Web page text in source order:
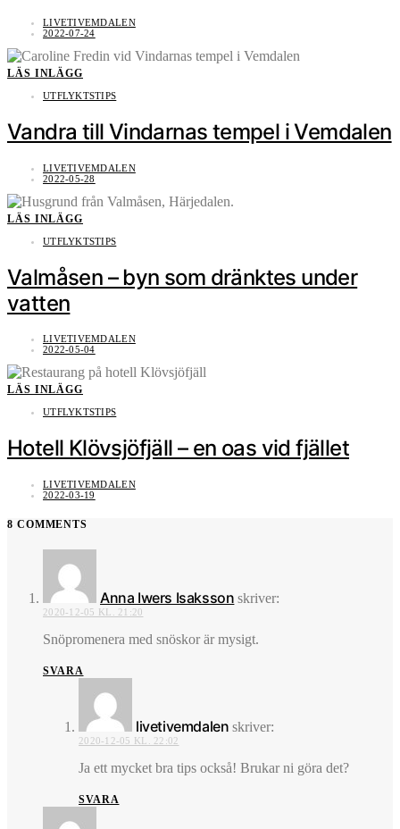
LIVETIVEMDALEN
2022-07-24
LÄS INLÄGG
UTFLYKTSTIPS
Vandra till Vindarnas tempel i Vemdalen
LIVETIVEMDALEN
2022-05-28
LÄS INLÄGG
UTFLYKTSTIPS
Valmåsen – byn som dränktes under
vatten
LIVETIVEMDALEN
2022-05-04
LÄS INLÄGG
UTFLYKTSTIPS
Hotell Klövsjöfjäll – en oas vid fjället
LIVETIVEMDALEN
2022-03-19
8 COMMENTS
Anna Iwers Isaksson skriver:
2020-12-05 KL. 21:20
Snöpromenera med snöskor är mysigt.
SVARA
livetivemdalen skriver:
2020-12-05 KL. 22:02
Ja ett mycket bra tips också! Brukar ni göra det?
SVARA